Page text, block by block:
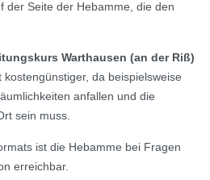
der Seite der Hebamme, die den
Warthausen (an der Riß)
da beispielsweise
anfallen und die
sein muss.
ist die Hebamme bei Fragen
erreichbar.